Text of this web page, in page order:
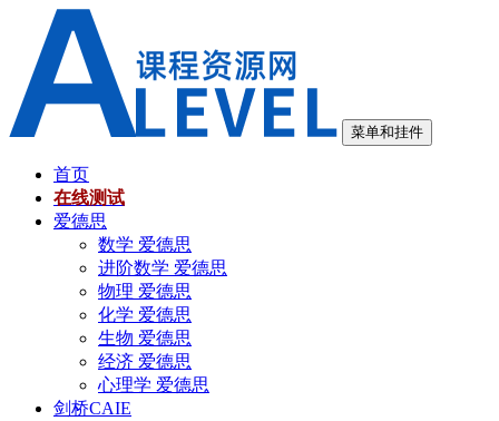
菜单和挂件
首页
在线测试
爱德思
数学 爱德思
进阶数学 爱德思
物理 爱德思
化学 爱德思
生物 爱德思
经济 爱德思
心理学 爱德思
剑桥CAIE